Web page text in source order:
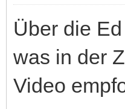
Über die
was in der
Video